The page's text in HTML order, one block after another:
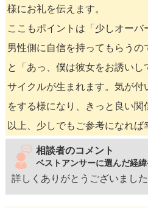
様にお礼を伝えます。
ここもポイントは「少しオーバ
男性側に自信を持ってもらう
と「あっ、僕は彼女をお誘い
サイクルが生まれます。気が付
をする様になり、きっと良い関
以上、少しでもご参考になれば
相談者のコメント
ベストアンサーに選んだ経
詳しくありがとうございました